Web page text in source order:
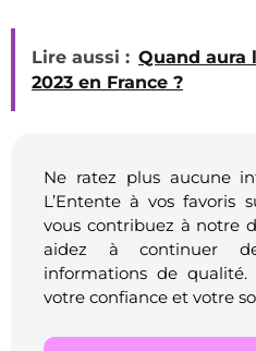
Lire aussi : Quand aura
2023 en France ?
Ne ratez plus aucune
L’Entente à vos favoris
vous contribuez à notre
aidez à continuer
informations de
votre confiance et votre